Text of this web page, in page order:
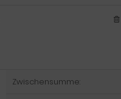
Zwischensumme: